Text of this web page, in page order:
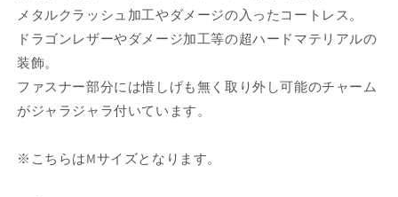
メタルクラッシュ加工やダメージの入ったコートレス。
ドラゴンレザーやダメージ加工等の超ハードマテリアルの
装飾。
ファスナー部分には惜しげも無く取り外し可能のチャーム
がジャラジャラ付いています。
※こちらはMサイズとなります。